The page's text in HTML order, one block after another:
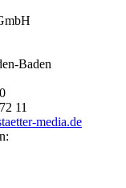
Baden
11
media.de